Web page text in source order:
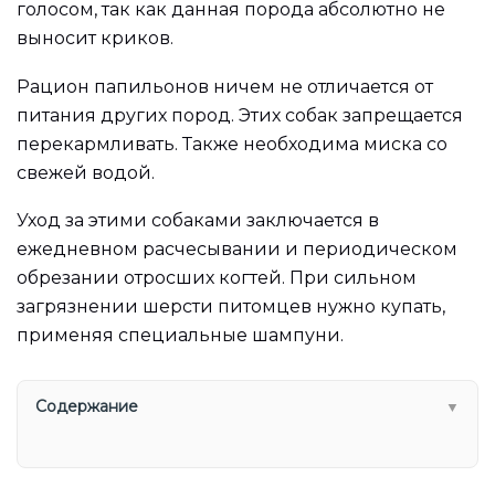
голосом, так как данная порода абсолютно не
выносит криков.
Рацион папильонов ничем не отличается от
питания других пород. Этих собак запрещается
перекармливать. Также необходима миска со
свежей водой.
Уход за этими собаками заключается в
ежедневном расчесывании и периодическом
обрезании отросших когтей. При сильном
загрязнении шерсти питомцев нужно купать,
применяя специальные шампуни.
Содержание ▼